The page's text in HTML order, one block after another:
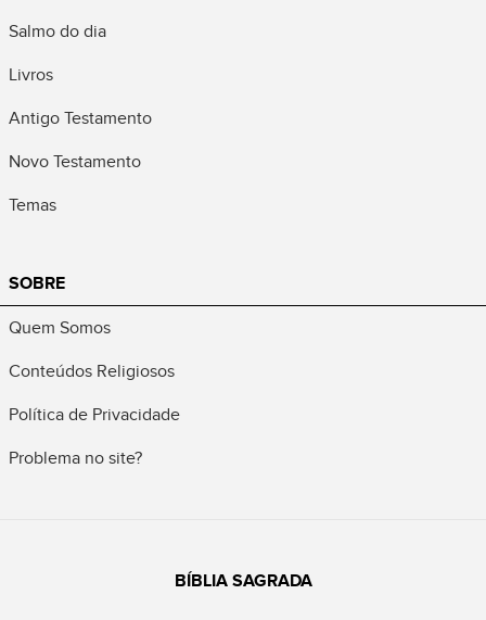
Salmo do dia
Livros
Antigo Testamento
Novo Testamento
Temas
SOBRE
Quem Somos
Conteúdos Religiosos
Política de Privacidade
Problema no site?
BÍBLIA SAGRADA